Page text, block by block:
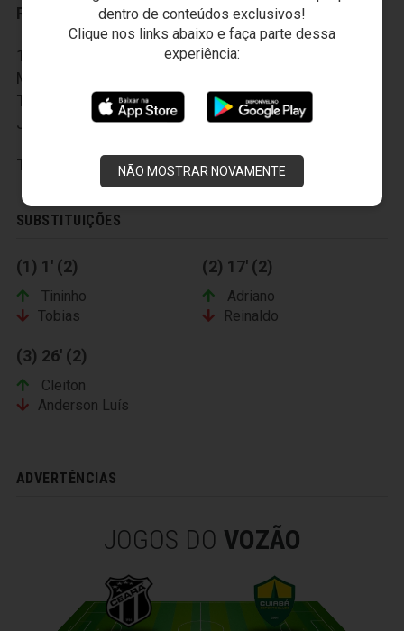
dentro de conteúdos exclusivos!
Clique nos links abaixo e faça parte dessa
experiência:
NÃO MOSTRAR NOVAMENTE
Reservas:
12-Eliardo, 13-Edson Pacujá, 14-Bernardo, 15-
Marcus Vinícius, 16-Marcos Paulo, 17-Dudu, 18-
Tininho, 19-Adriano, 20-Cleyton, 21-Maranhão e 22-
Júnior Cearense.
Técnico: Vladimir de Jesus
SUBSTITUIÇÕES
(1) 1' (2)
Tininho
Tobias
(2) 17' (2)
Adriano
Reinaldo
(3) 26' (2)
Cleiton
Anderson Luís
ADVERTÊNCIAS
JOGOS DO VOZÃO